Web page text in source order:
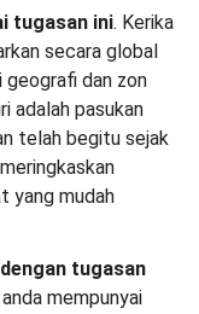
tugasan ini. Kerika
secara global
geografi dan zon
adalah pasukan
telah begitu sejak
yang mudah
tugasan
mempunyai